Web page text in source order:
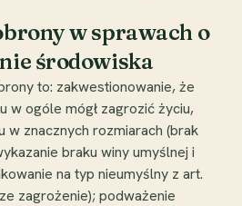
w sprawach o
środowiska
to: zakwestionowanie, że
w ogóle mógł zagrozić życiu,
w znacznych rozmiarach (brak
braku winy umyślnej i
na typ nieumyślny z art.
zagrożenie); podważenie